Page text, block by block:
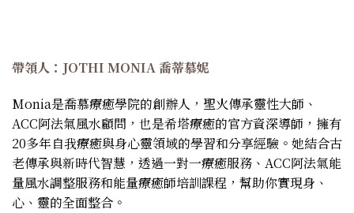
帶領人：JOTHI MONIA 喬蒂慕妮
Monia是喬慕療癒學院的創辦人，聖火傳承靈性大師、
ACC阿法氣風水顧問，也是希塔療癒的官方資深導師，擁有
20多年自我療癒與身心靈領域的學習和分享經驗。她結合古
老傳承與新時代智慧，透過一對一療癒服務、ACC阿法氣能
量風水調整服務和能量療癒師培訓課程，幫助你實現身、
心、靈的全面整合。